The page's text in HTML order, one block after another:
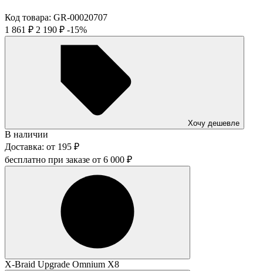
Код товара: GR-00020707
1 861 ₽ 2 190 ₽ -15%
Хочу дешевле
В наличии
Доставка: от 195 ₽
бесплатно при заказе от 6 000 ₽
X-Braid Upgrade Omnium X8